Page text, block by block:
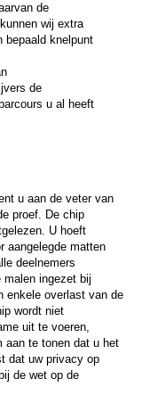
de
wij extra
bepaald knelpunt
de
u al heeft
u aan de veter van
proef. De chip
U hoeft
aangelegde matten
deelnemers
ingezet bij
enkele overlast van de
wordt niet
uit te voeren,
aan te tonen dat u het
dat uw privacy op
de wet op de